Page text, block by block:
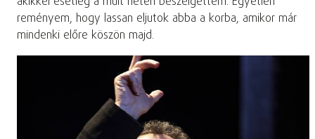
reményem, hogy lassan eljutok abba a korba, amikor már
mindenki előre köszön majd.